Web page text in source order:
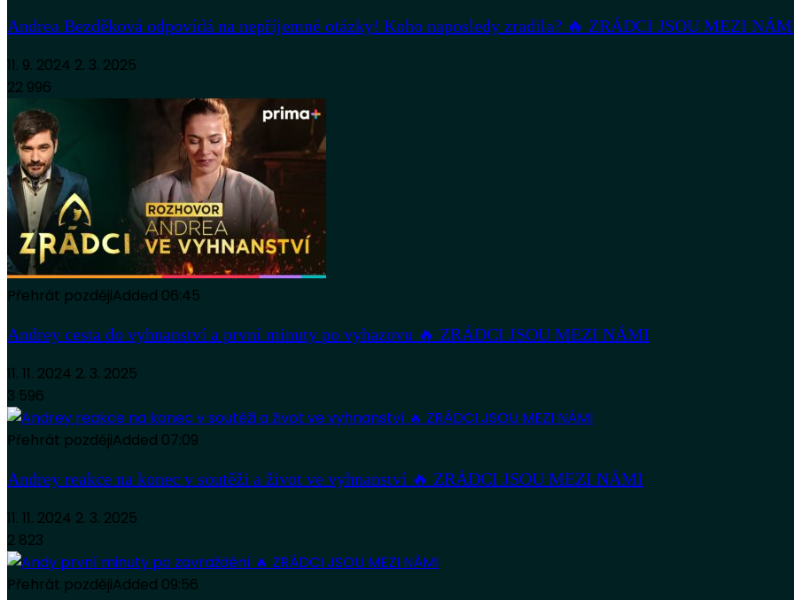
Andrea Bezděková odpovídá na nepříjemné otázky! Koho naposledy zradila? 🔥 ZRÁDCI JSOU MEZI
11. 9. 2024 2. 3. 2025
22 996
Přehrát pozdějiAdded 06:45
Andrey cesta do vyhnanství a první minuty po vyhazovu 🔥 ZRÁDCI JSOU MEZI NÁMI
11. 11. 2024 2. 3. 2025
3 596
Přehrát pozdějiAdded 07:09
Andrey reakce na konec v soutěži a život ve vyhnanství 🔥 ZRÁDCI JSOU MEZI NÁMI
11. 11. 2024 2. 3. 2025
2 823
Přehrát pozdějiAdded 09:56